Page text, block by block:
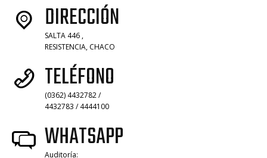
DIRECCIÓN
SALTA 446 ,
RESISTENCIA, CHACO
TELÉFONO
(0362) 4432782 /
4432783 / 4444100
WHATSAPP
Auditoría: